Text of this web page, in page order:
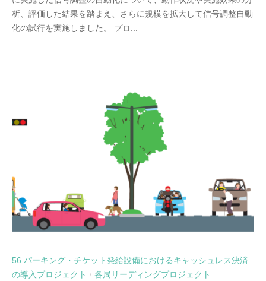
析、評価した結果を踏まえ、さらに規模を拡大して信号調整自動
化の試行を実施しました。 プロ...
56 パーキング・チケット発給設備におけるキャッシュレス決済
の導入プロジェクト
/ 各局リーディングプロジェクト